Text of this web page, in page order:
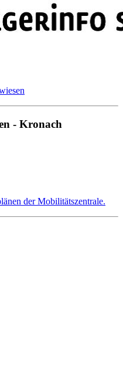
- Kronach
der Mobilitätszentrale.